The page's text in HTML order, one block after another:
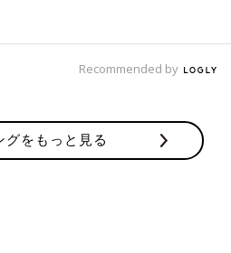
るほど、どんどん楽しくなって、
ら居酒屋にいる友人に電話して、
んです。だいぶ先駆けでしょ
印象的なものを教えてください。
やって来て、『うるさいから、希
たら、『遊びに行けんし、友だち
Recommended by
グをもっと見る